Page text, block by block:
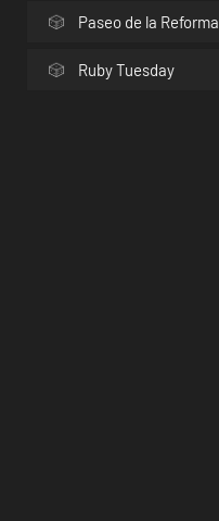
Paseo de la Reforma
Ruby Tuesday